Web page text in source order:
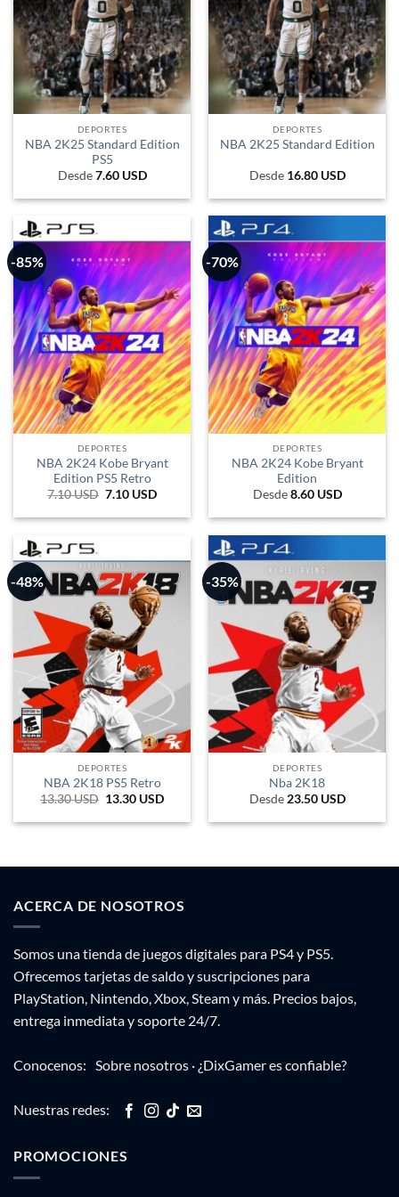
DEPORTES
NBA 2K25 Standard Edition
PS5
Desde7.60 USD
DEPORTES
NBA 2K25 Standard Edition
Desde 16.80 USD
-85%
DEPORTES
NBA 2K24 Kobe Bryant
Edition PS5 Retro
7.10USD El
original
7.10 USD
actual
23.699 COP.
-70%
DEPORTES
NBA 2K24 Kobe Bryant
Edition
Desde8.60 USD
-48%
DEPORTES
NBA 2K18 PS5 Retro
13.30USD El
original
13.30 USD
actual
-35%
DEPORTES
Nba 2K18
Desde23.50 USD
ACERCA DE NOSOTROS
Somos una tienda de juegos digitales para PS4 y PS5.
Ofrecemos tarjetas de saldo y suscripciones para
PlayStation, Nintendo, Xbox, Steam y más. Precios bajos,
entrega inmediata y soporte 24/7.
Conocenos: Sobre nosotros · ¿DixGamer es confiable?
Nuestras redes:
PROMOCIONES